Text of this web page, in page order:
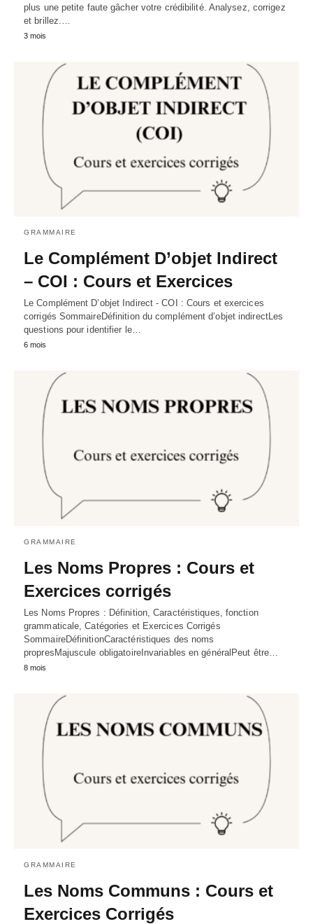
plus une petite faute gâcher votre crédibilité. Analysez, corrigez
et brillez.…
3 mois
GRAMMAIRE
Le Complément D’objet Indirect
– COI : Cours et Exercices
Le Complément D’objet Indirect - COI : Cours et exercices
corrigés SommaireDéfinition du complément d’objet indirectLes
questions pour identifier le…
6 mois
GRAMMAIRE
Les Noms Propres : Cours et
Exercices corrigés
Les Noms Propres : Définition, Caractéristiques, fonction
grammaticale, Catégories et Exercices Corrigés
SommaireDéfinitionCaractéristiques des noms
propresMajuscule obligatoireInvariables en généralPeut être…
8 mois
GRAMMAIRE
Les Noms Communs : Cours et
Exercices Corrigés